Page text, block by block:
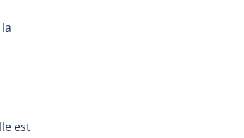
est